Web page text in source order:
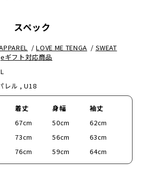
スペック
/LOVE ME TENGA / SWEAT
eギフト対応商品
レル , U18
着丈
身幅
袖丈
67cm 50cm
62cm
73cm 56cm
63cm
76cm 59cm 64cm